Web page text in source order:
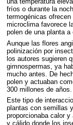
fríos o durante la
termogénicas
microclima favorece
polen de una planta
Aunque las flores
polinización por
los autores sugieren
gimnospermas, ya
mucho antes. De
polen y actuaban
300 millones de años.
Este tipo de
plantas con semillas
proporcionaba calor
y cálido donde los